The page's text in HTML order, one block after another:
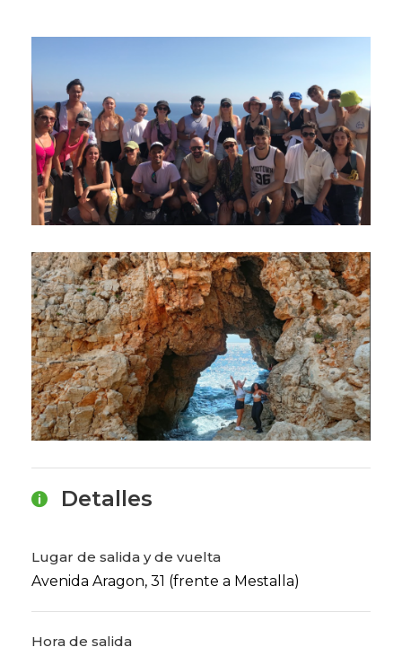
Detalles
Lugar de salida y de vuelta
Avenida Aragon, 31 (frente a Mestalla)
Hora de salida